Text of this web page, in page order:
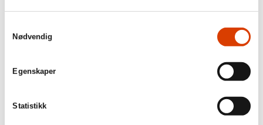
Nødvendig
Egenskaper
Statistikk
Lucy Moffatt - Månedens oversetter